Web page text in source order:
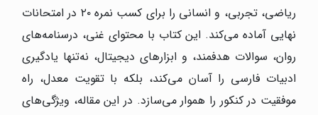
ریاضی، تجربی، و انسانی را برای کسب نمره ۲۰ در امتحانات
نهایی آماده می‌کند. این کتاب با محتوای غنی، درسنامه‌های
روان، سوالات هدفمند، و ابزارهای دیجیتال، نه‌تنها یادگیری
ادبیات فارسی را آسان می‌کند، بلکه با تقویت معدل، راه
موفقیت در کنکور را هموار می‌سازد. در این مقاله، ویژگی‌های